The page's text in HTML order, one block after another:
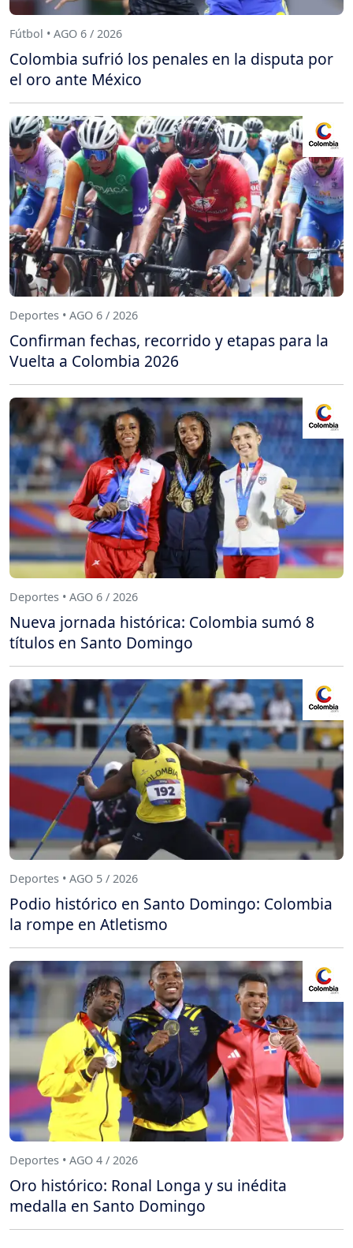
Fútbol • AGO 6 / 2026
Colombia sufrió los penales en la disputa por
el oro ante México
Deportes • AGO 6 / 2026
Confirman fechas, recorrido y etapas para la
Vuelta a Colombia 2026
Deportes • AGO 6 / 2026
Nueva jornada histórica: Colombia sumó 8
títulos en Santo Domingo
Deportes • AGO 5 / 2026
Podio histórico en Santo Domingo: Colombia
la rompe en Atletismo
Deportes • AGO 4 / 2026
Oro histórico: Ronal Longa y su inédita
medalla en Santo Domingo